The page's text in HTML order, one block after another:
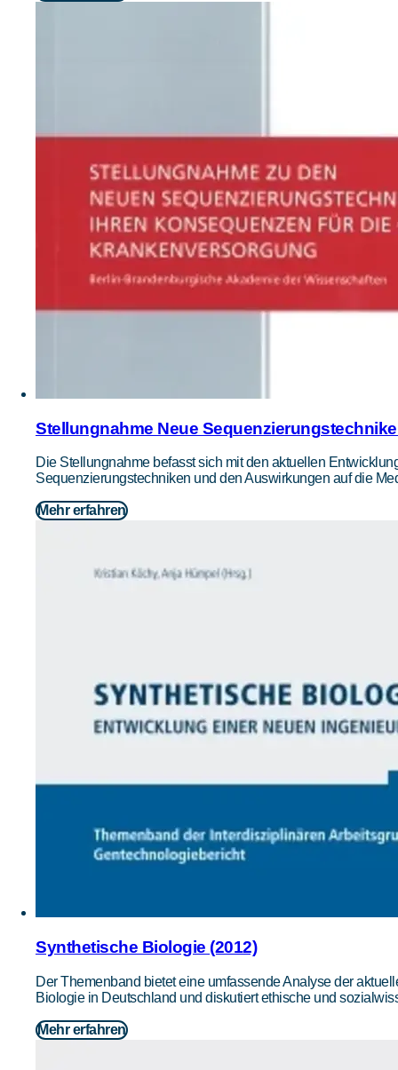
Stellungnahme Neue
Die Stellungnahme befasst sich mit den aktuellen
Sequenzierungstechniken und den Auswirkungen auf die
Mehr erfahren
Synthetische Biologie (2012)
Der Themenband bietet eine umfassende Analyse der
Biologie in Deutschland und diskutiert ethische und
Mehr erfahren